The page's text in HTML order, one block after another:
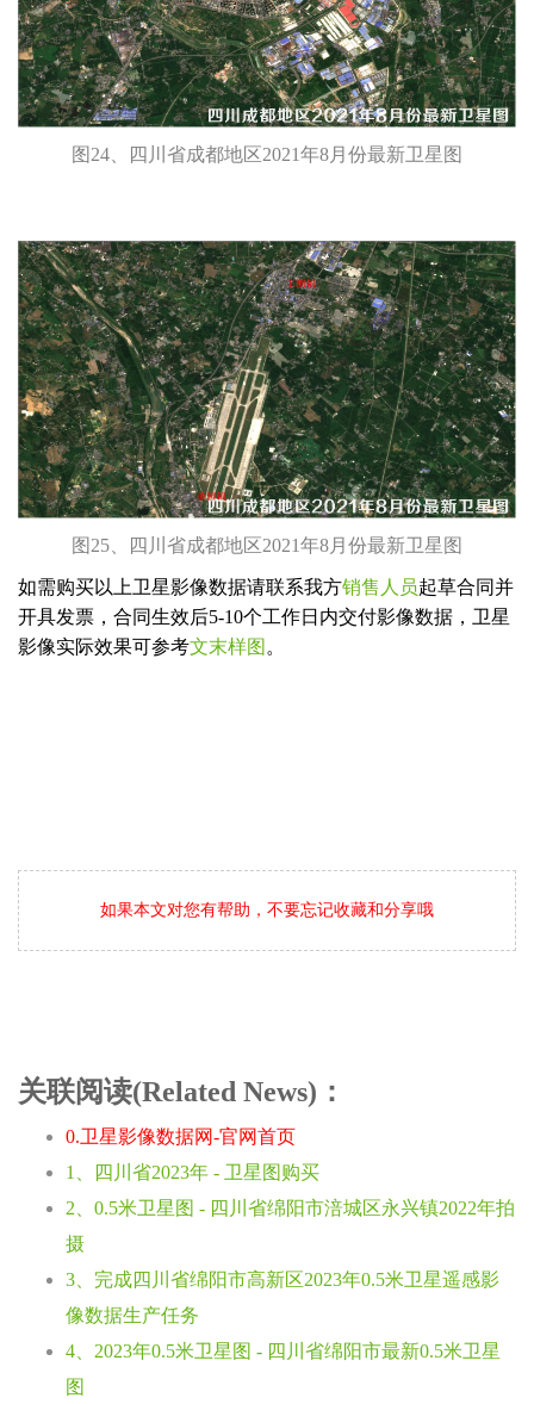
图24、四川省成都地区2021年8月份最新卫星图
图25、四川省成都地区2021年8月份最新卫星图
如需购买以上卫星影像数据请联系我方销售人员起草合同并
开具发票，合同生效后5-10个工作日内交付影像数据，卫星
影像实际效果可参考文末样图 。
如果本文对您有帮助，不要忘记收藏和分享哦
关联阅读(Related News)：
0.卫星影像数据网-官网首页
1、四川省2023年 - 卫星图购买
2、0.5米卫星图 - 四川省绵阳市涪城区永兴镇2022年拍
摄
3、完成四川省绵阳市高新区2023年0.5米卫星遥感影
像数据生产任务
4、2023年0.5米卫星图 - 四川省绵阳市最新0.5米卫星
图